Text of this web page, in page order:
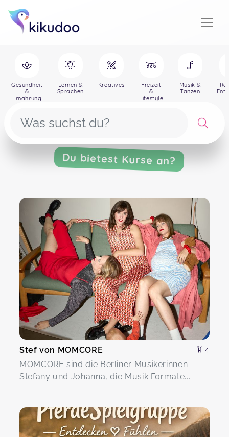
Gesundheit
&
Ernährung
Lernen &
Sprachen
Kreatives
Freizeit
&
Lifestyle
Musik &
Tanzen
Du bietest Kurse an?
Stef von MOMCORE 4
MOMCORE sind die Berliner Musikerinnen
Stefany und Johanna, die Musik Formate...